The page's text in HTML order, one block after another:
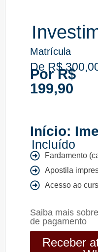
Matrícula
De R$
Por R$
199,90
Início:
Incluído
Fardamento
Apostila
Acesso ao
Saiba mais
de pagamento
Receber